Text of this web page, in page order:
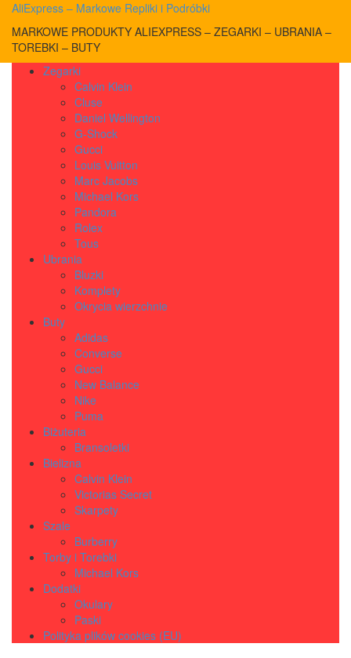
AliExpress – Markowe Repliki i Podróbki
MARKOWE PRODUKTY ALIEXPRESS – ZEGARKI – UBRANIA –
TOREBKI – BUTY
Zegarki
Calvin Klein
Cluse
Daniel Wellington
G-Shock
Gucci
Louis Vuitton
Marc Jacobs
Michael Kors
Pandora
Rolex
Tous
Ubrania
Bluzki
Komplety
Okrycia wierzchnie
Buty
Adidas
Converse
Gucci
New Balance
Nike
Puma
Biżuteria
Bransoletki
Bielizna
Calvin Klein
Victorias Secret
Skarpety
Szale
Burberry
Torby i Torebki
Michael Kors
Dodatki
Okulary
Paski
Polityka plików cookies (EU)